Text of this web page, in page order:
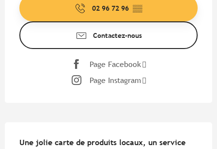
02 96 72 96 ▒▒
Contactez-nous
Page Facebook
Page Instagram
Une jolie carte de produits locaux, un service